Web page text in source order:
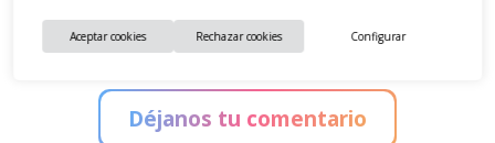
Configurar
Rechazar cookies
Aceptar cookies
Déjanos tu comentario